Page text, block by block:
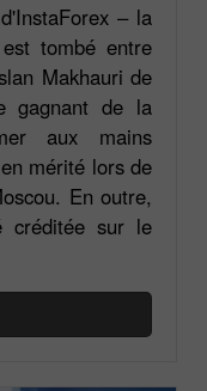
– la
tombé entre
Makhauri de
gagnant de la
aux mains
mérité lors de
En outre,
sur le